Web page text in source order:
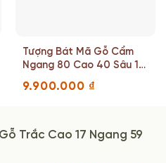
Tượng Bát Mã Gỗ Cẩm
Ngang 80 Cao 40 Sâu 18
(cm)
9.900.000 ₫
Trắc Cao 17 Ngang 59